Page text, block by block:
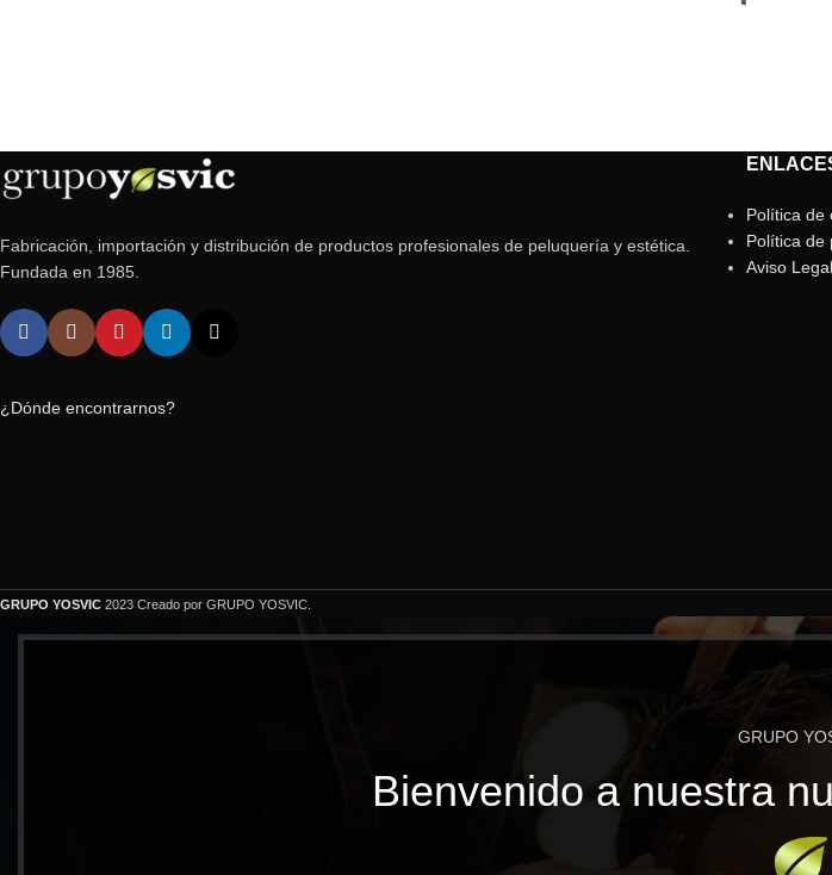
Fabricación, importación y distribución de productos profesionales de peluquería y estética.
Fundada en 1985.
¿Dónde encontrarnos?
Política de
Política de
Aviso Legal
GRUPO YOSVIC 2023 Creado por GRUPO YOSVIC.
GRUPO
Bienvenido a nuestra